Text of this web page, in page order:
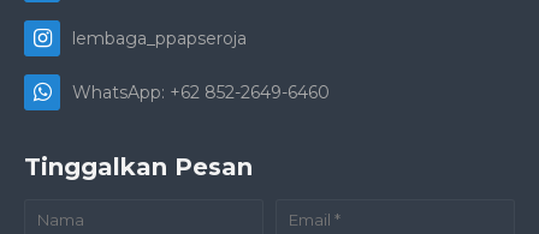
lembaga_ppapseroja
WhatsApp: +62 852-2649-6460
Tinggalkan Pesan